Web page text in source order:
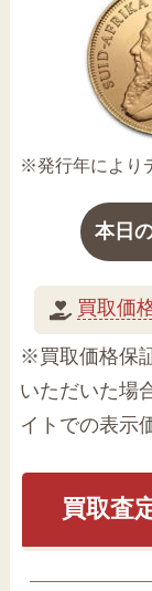
※発行年により
本日
買取価
※買取価格保
いただいた場
イトでの表示
買取査